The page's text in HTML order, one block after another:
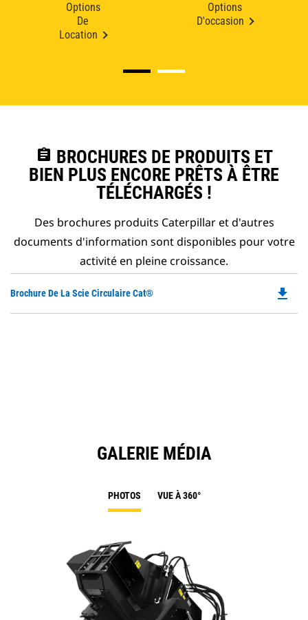
Options
De
Location
Options
D'occasion
assignment BROCHURES DE PRODUITS ET
BIEN PLUS ENCORE PRÊTS À ÊTRE
TÉLÉCHARGÉS !
Des brochures produits Caterpillar et d'autres
documents d'information sont disponibles pour votre
activité en pleine croissance.
Brochure De La Scie Circulaire Cat® file_download
GALERIE MÉDIA
PHOTOS VUE À 360°